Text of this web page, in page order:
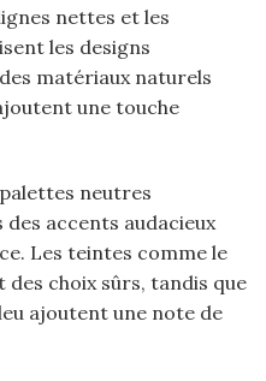
nettes et les
les designs
matériaux naturels
une touche
neutres
accents audacieux
Les teintes comme le
des choix sûrs, tandis que
ajoutent une note de